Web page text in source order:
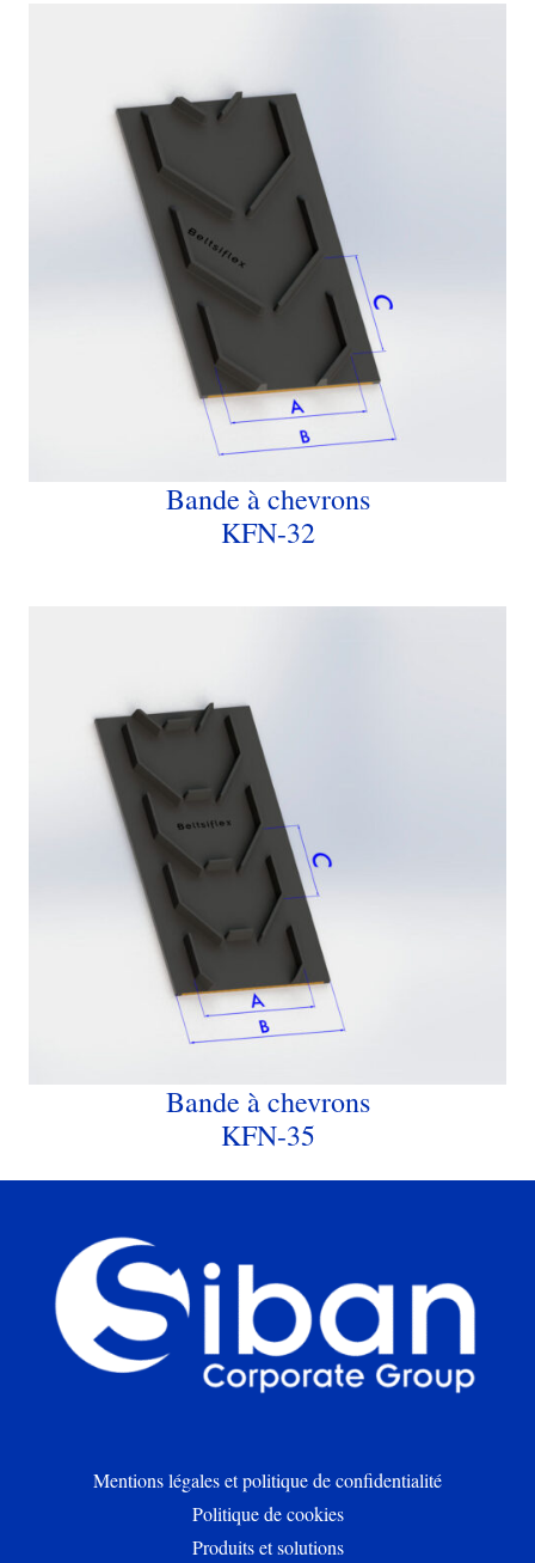
Bande à chevrons
KFN-32
Bande à chevrons
KFN-35
Mentions légales et politique de confidentialité
Politique de cookies
Produits et solutions